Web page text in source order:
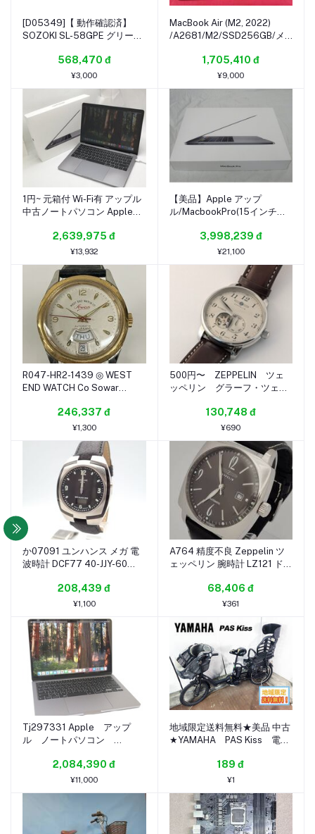
[D05349]【 動作確認済】
SOZOKI SL-58GPE グリーン
電子整準方式 受光器・グラス
×2・ケースセット
568,470 đ
¥3,000
MacBook Air (M2, 2022)
/A2681/M2/SSD256GB/メ
(2608032)1,705,410 đ
¥9,000
1円~ 元箱付 Wi-Fi有 アップル
中古ノートパソコン Apple
Core i7 8569U 16GB 512GB
高速SSD 無線LAN Mac OS
2,639,975 đ
¥13,932
【美品】Apple アップ
ル/MacbookPro(15インチ・
3,998,239 đ
¥21,100
R047-HR2-1439 ◎ WEST
END WATCH Co Sowar
ドウォッチ 自動巻き デイデイ
ト 21石 稼働品 HA
246,337 đ
¥1,300
500円〜 ZEPPELIN ツェ
ッペリン グラーフ・ツェッ
動巻 メンズ 動作品
130,748 đ
¥690
か07091 ユンハンス メガ 電
波時計 DCF77 40-JJY-60
字盤 メンズ 腕時計 ジャンク
208,439 đ
¥1,100
A764 精度不良 Zeppelin ツ
ェッペリン 腕時計 LZ121 ドイ
止 メンズ SS 革ベルト 灰文字
盤 ジャンク 部品 修理
68,406 đ
¥361
Tj297331 Apple アップ
ル ノートパソコン
2024) M3 メモリ16GB
SSD256GB A3113
2,084,390 đ
¥11,000
地域限定送料無料★美品 中古
★YAMAHA PAS Kiss 電動
応 8.7Ah 20型 内装3段
変速【PM20K】GTYY
189 đ
¥1